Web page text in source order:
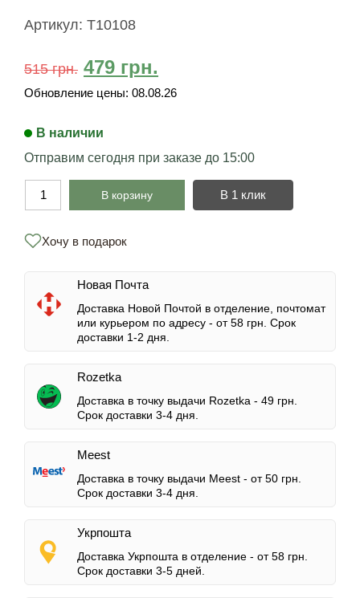
Артикул: T10108
515грн. 479 грн.
Обновление цены: 08.08.26
В наличии
Отправим сегодня при заказе до 15:00
В корзину В 1 клик
Хочу в подарок
Новая Почта
Доставка Новой Почтой в отделение, почтомат
или курьером по адресу - от 58 грн. Срок
доставки 1-2 дня.
Rozetka
Доставка в точку выдачи Rozetka - 49 грн.
Срок доставки 3-4 дня.
Meest
Доставка в точку выдачи Meest - от 50 грн.
Срок доставки 3-4 дня.
Укрпошта
Доставка Укрпошта в отделение - от 58 грн.
Срок доставки 3-5 дней.